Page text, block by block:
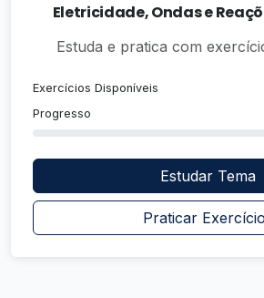
Eletricidade, Ondas e
Estuda e pratica com
Exercícios Disponíveis
Progresso
Estudar Tema
Praticar